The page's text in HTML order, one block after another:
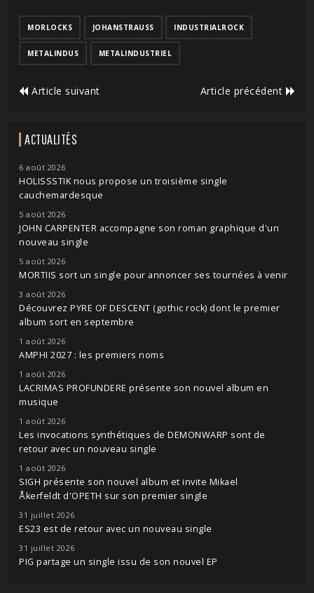
MORLOCKS JOHANSTRAUSS INDUSTRIALROCK
METALINDUS METALINDUSTRIEL
Article suivant Article précédent
ACTUALITÉS
6 août 2026
HOLISSSTIK nous propose un troisième single
cauchemardesque
5 août 2026
JOHN CARPENTER accompagne son roman graphique d'un
nouveau single
5 août 2026
MORTIIS sort un single pour annoncer ses tournées à venir
3 août 2026
Découvrez PYRE OF DESCENT (gothic rock) dont le premier
album sort en septembre
1 août 2026
AMPHI 2027 : les premiers noms
1 août 2026
LACRIMAS PROFUNDERE présente son nouvel album en
musique
1 août 2026
Les invocations synthétiques de DEMONWARP sont de
retour avec un nouveau single
1 août 2026
SIGH présente son nouvel album et invite Mikael
Åkerfeldt d'OPETH sur son premier single
31 juillet 2026
ES23 est de retour avec un nouveau single
31 juillet 2026
PIG partage un single issu de son nouvel EP